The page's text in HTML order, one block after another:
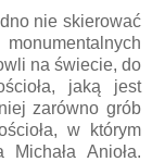
nie skierować
na świecie, do
jaką jest
zarówno grób
w którym
Anioła.